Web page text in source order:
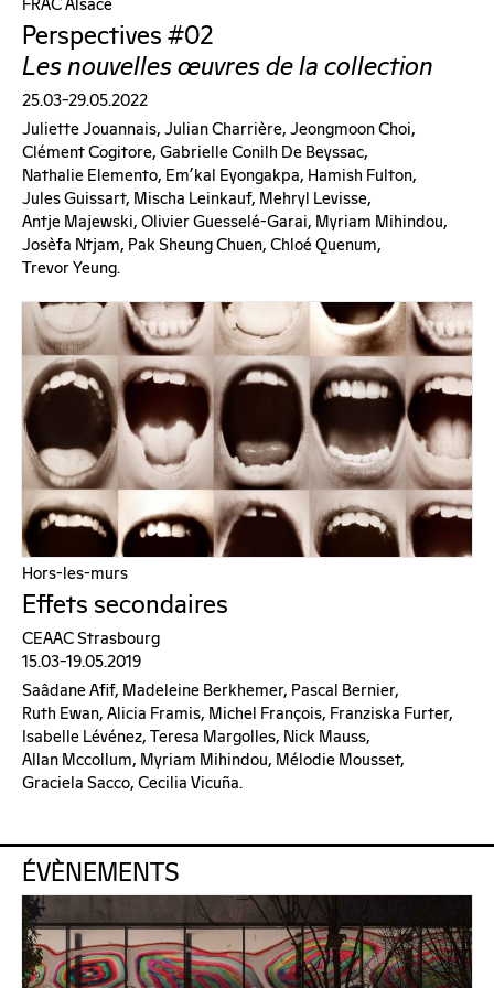
FRAC Alsace
Perspectives #02
Les nouvelles œuvres de la collection
25.03–29.05.2022
Juliette Jouannais, Julian Charrière, Jeongmoon Choi,
Clément Cogitore, Gabrielle Conilh De Beyssac,
Nathalie Elemento, Em’kal Eyongakpa, Hamish Fulton,
Jules Guissart, Mischa Leinkauf, Mehryl Levisse,
Antje Majewski, Olivier Guesselé-Garai, Myriam Mihindou,
Josèfa Ntjam, Pak Sheung Chuen, Chloé Quenum,
Trevor Yeung.
Hors-les-murs
Effets secondaires
CEAAC Strasbourg
15.03–19.05.2019
Saâdane Afif, Madeleine Berkhemer, Pascal Bernier,
Ruth Ewan, Alicia Framis, Michel François, Franziska Furter,
Isabelle Lévénez, Teresa Margolles, Nick Mauss,
Allan Mccollum, Myriam Mihindou, Mélodie Mousset,
Graciela Sacco, Cecilia Vicuña.
ÉVÈNEMENTS